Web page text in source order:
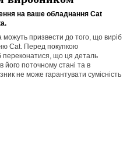
directly onto the pin or
на ваше обладнання Cat
можуть призвести до того, що виріб
Cat. Перед покупкою
переконатися, що ця деталь
поточному стані та в
не може гарантувати сумісність